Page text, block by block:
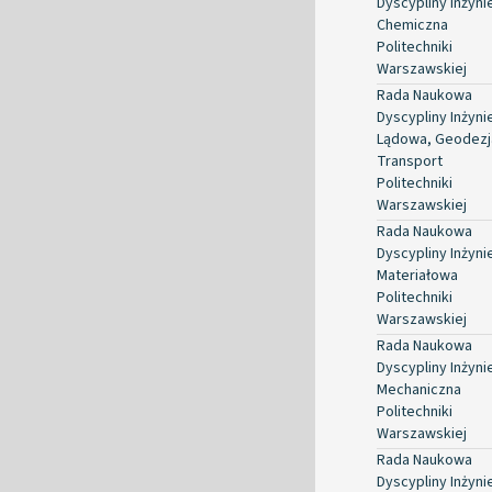
Chemiczna
Politechniki
Warszawskiej
Rada Naukowa
Dyscypliny
Lądowa,
Transport
Politechniki
Warszawskiej
Rada Naukowa
Dyscypliny
Materiałowa
Politechniki
Warszawskiej
Rada Naukowa
Dyscypliny
Mechaniczna
Politechniki
Warszawskiej
Rada Naukowa
Dyscypliny